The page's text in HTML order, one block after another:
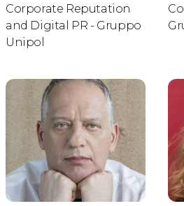
Corporate Reputation
and Digital PR - Gruppo
Unipol